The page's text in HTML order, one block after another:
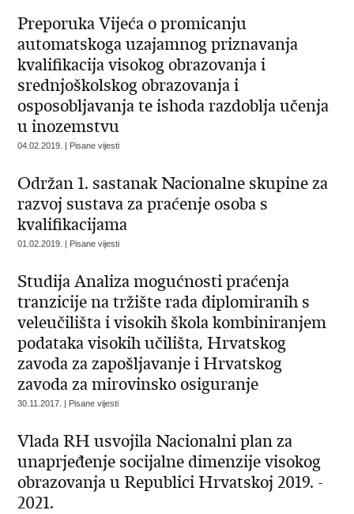
Preporuka Vijeća o promicanju
automatskoga uzajamnog priznavanja
kvalifikacija visokog obrazovanja i
srednjoškolskog obrazovanja i
osposobljavanja te ishoda razdoblja učenja
u inozemstvu
04.02.2019. | Pisane vijesti
Održan 1. sastanak Nacionalne skupine za
razvoj sustava za praćenje osoba s
kvalifikacijama
01.02.2019. | Pisane vijesti
Studija Analiza mogućnosti praćenja
tranzicije na tržište rada diplomiranih s
veleučilišta i visokih škola kombiniranjem
podataka visokih učilišta, Hrvatskog
zavoda za zapošljavanje i Hrvatskog
zavoda za mirovinsko osiguranje
30.11.2017. | Pisane vijesti
Vlada RH usvojila Nacionalni plan za
unaprjeđenje socijalne dimenzije visokog
obrazovanja u Republici Hrvatskoj 2019. -
2021.